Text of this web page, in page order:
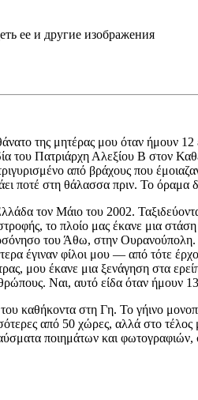
ее и другие изображения
της μητέρας μου όταν
του Πατριάρχη Αλεξίου Β στον
από βράχους που
ποτέ στη θάλασσα πριν. Το
τον Μάιο του 2002.
το πλοίο μας έκανε μια
του Άθω, στην Ουρανούπολη.
έγιναν φίλοι μου — από τότε
μου έκανε μια ξενάγηση στα
Ναι, αυτό είδα όταν ήμουν
καθήκοντα στη Γη. Το γήινο
από 50 χώρες, αλλά στο
ποιημάτων και φωτογραφιών,